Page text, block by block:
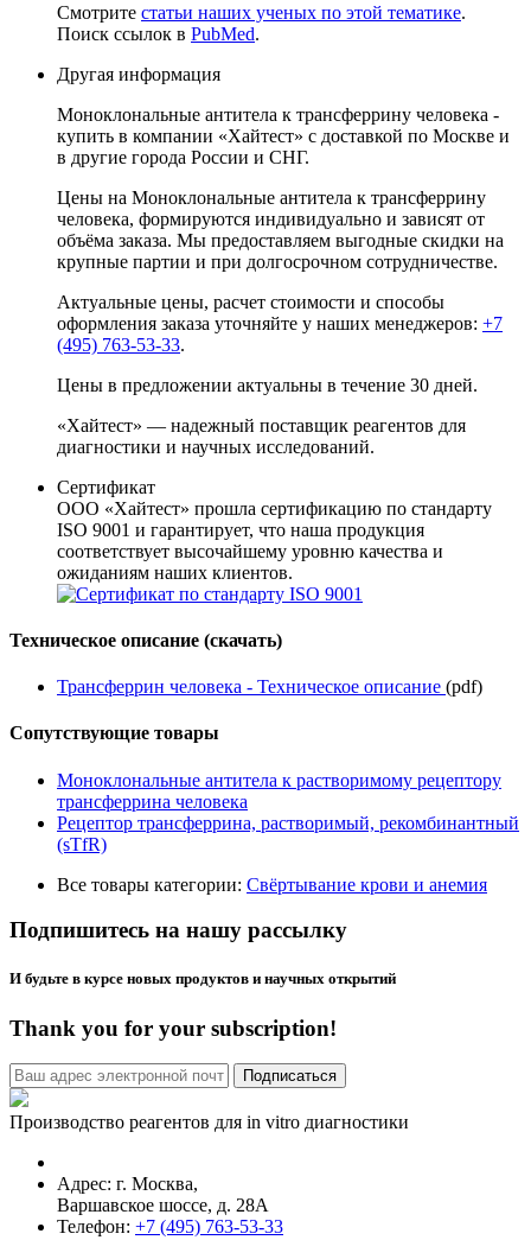
Смотрите статьи наших ученых по этой тематике.
Поиск ссылок в PubMed.
Другая информация
Моноклональные антитела к трансферрину человека -
купить в компании «Хайтест» с доставкой по Москве и
в другие города России и СНГ.
Цены на Моноклональные антитела к трансферрину
человека, формируются индивидуально и зависят от
объёма заказа. Мы предоставляем выгодные скидки на
крупные партии и при долгосрочном сотрудничестве.
Актуальные цены, расчет стоимости и способы
оформления заказа уточняйте у наших менеджеров: +7
(495) 763-53-33.
Цены в предложении актуальны в течение 30 дней.
«Хайтест» — надежный поставщик реагентов для
диагностики и научных исследований.
Сертификат
ООО «Хайтест» прошла сертификацию по стандарту
ISO 9001 и гарантирует, что наша продукция
соответствует высочайшему уровню качества и
ожиданиям наших клиентов.
Техническое описание (скачать)
Трансферрин человека - Техническое описание (pdf)
Сопутствующие товары
Моноклональные антитела к растворимому рецептору
трансферрина человека
Рецептор трансферрина, растворимый, рекомбинантный
(sTfR)
Все товары категории: Свёртывание крови и анемия
Подпишитесь на нашу рассылку
И будьте в курсе новых продуктов и научных открытий
Thank you for your subscription!
Производство реагентов для in vitro диагностики
Адрес: г. Москва,
Варшавское шоссе, д. 28А
Телефон: +7 (495) 763-53-33